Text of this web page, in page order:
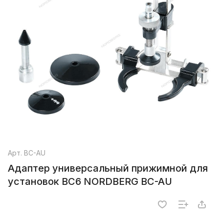
Арт. BC-AU
Адаптер универсальный прижимной для
установок BC6 NORDBERG BC-AU